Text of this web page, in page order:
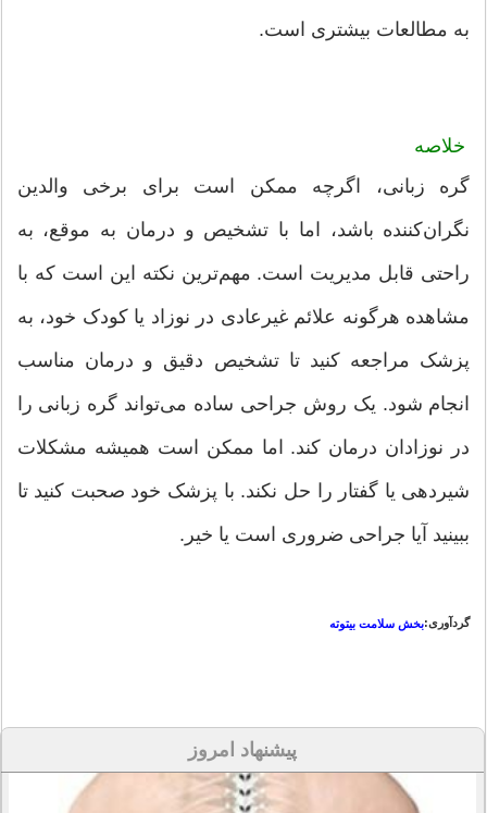
به مطالعات بیشتری است.
خلاصه
گره زبانی، اگرچه ممکن است برای برخی والدین
نگران‌کننده باشد، اما با تشخیص و درمان به موقع، به
راحتی قابل مدیریت است. مهم‌ترین نکته این است که با
مشاهده هرگونه علائم غیرعادی در نوزاد یا کودک خود، به
پزشک مراجعه کنید تا تشخیص دقیق و درمان مناسب
انجام شود. یک روش جراحی ساده می‌تواند گره زبانی را
در نوزادان درمان کند. اما ممکن است همیشه مشکلات
شیردهی یا گفتار را حل نکند. با پزشک خود صحبت کنید تا
ببینید آیا جراحی ضروری است یا خیر.
گردآوری:بخش سلامت بیتوته
پیشنهاد امروز